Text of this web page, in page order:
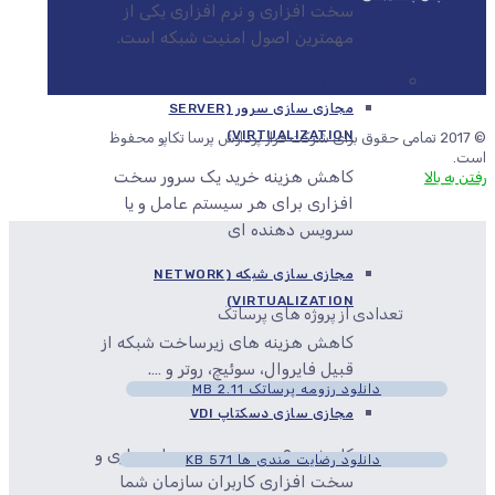
سخت افزاری و نرم افزاری یکی از
مهمترین اصول امنیت شبکه است.
مجازی سازی سرور (SERVER
VIRTUALIZATION)
کاهش هزینه خرید یک سرور سخت
افزاری برای هر سیستم عامل و یا
سرویس دهنده ای
مجازی سازی شبکه (NETWORK
VIRTUALIZATION)
کاهش هزینه های زیرساخت شبکه از
قبیل فایروال، سوئیچ، روتر و ….
مجازی سازی دسکتاپ VDI
کاهش ۹۵ درصدی هزینه های جاری و
سخت افزاری کاربران سازمان شما
© 2017 تمامی حقوق برای شرکت فراز پردازش پرسا تکاپو محفوظ
است.
رفتن به بالا
تعدادی از پروژه های پرساتک
دانلود رزومه پرساتک 2.11 MB
دانلود رضایت مندی ها 571 KB